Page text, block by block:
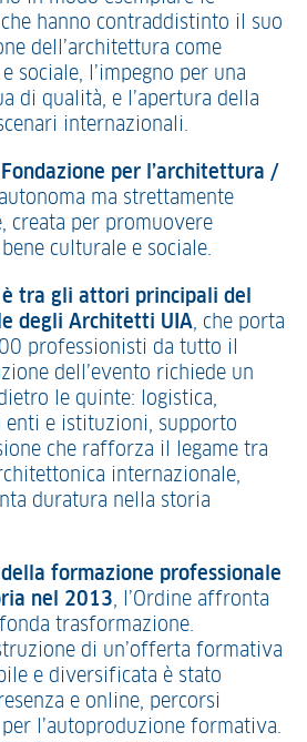
hanno contraddistinto il suo
dell’architettura come
sociale, l’impegno per una
di qualità, e l’apertura della
internazionali.
per l’architettura /
ma strettamente
creata per promuovere
culturale e sociale.
è tra gli attori principali del
degli Architetti UIA, che porta
professionisti da tutto il
dell’evento richiede un
le quinte: logistica,
enti e istituzioni, supporto
che rafforza il legame tra
internazionale,
duratura nella storia
formazione professionale
nel 2013, l’Ordine affronta
trasformazione.
di un’offerta formativa
e diversificata è stato
e online, percorsi
l’autoproduzione formativa.